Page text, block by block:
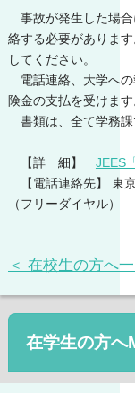
事故が発生した場合
絡する必要がありま
してください。
電話連絡、大学への
険金の支払を受けます
書類は、全て学務課
【詳 細】 JEES
【電話連絡先】 東
（フリーダイヤル）
＜ 在校生の方へ
在学生の方へ